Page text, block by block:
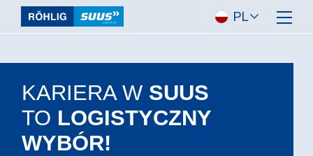
KARIERA W SUUS
TO LOGISTYCZNY
WYBÓR!